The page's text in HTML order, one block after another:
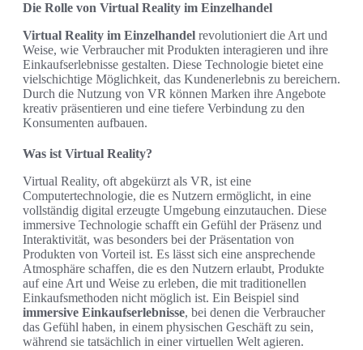
Die Rolle von Virtual Reality im Einzelhandel
Virtual Reality im Einzelhandel revolutioniert die Art und
Weise, wie Verbraucher mit Produkten interagieren und ihre
Einkaufserlebnisse gestalten. Diese Technologie bietet eine
vielschichtige Möglichkeit, das Kundenerlebnis zu bereichern.
Durch die Nutzung von VR können Marken ihre Angebote
kreativ präsentieren und eine tiefere Verbindung zu den
Konsumenten aufbauen.
Was ist Virtual Reality?
Virtual Reality, oft abgekürzt als VR, ist eine
Computertechnologie, die es Nutzern ermöglicht, in eine
vollständig digital erzeugte Umgebung einzutauchen. Diese
immersive Technologie schafft ein Gefühl der Präsenz und
Interaktivität, was besonders bei der Präsentation von
Produkten von Vorteil ist. Es lässt sich eine ansprechende
Atmosphäre schaffen, die es den Nutzern erlaubt, Produkte
auf eine Art und Weise zu erleben, die mit traditionellen
Einkaufsmethoden nicht möglich ist. Ein Beispiel sind
immersive Einkaufserlebnisse, bei denen die Verbraucher
das Gefühl haben, in einem physischen Geschäft zu sein,
während sie tatsächlich in einer virtuellen Welt agieren.